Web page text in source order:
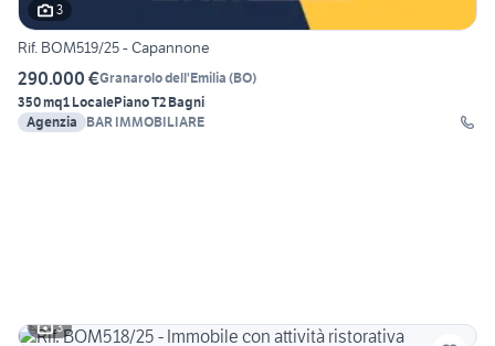
3
Rif. BOM519/25 - Capannone
290.000 €Granarolo dell'Emilia (BO)
350 mq1 LocalePiano T2 Bagni
Agenzia
BAR IMMOBILIARE
3